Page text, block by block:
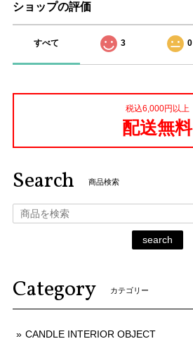
ショップの評価
すべて 3 0
税込6,000円以上
配送無料
Search 商品検索
search
Category カテゴリー
CANDLE INTERIOR OBJECT